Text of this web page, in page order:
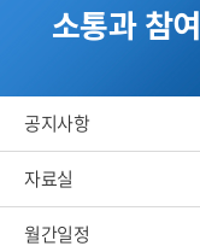
소통과 참여
공지사항
자료실
월간일정